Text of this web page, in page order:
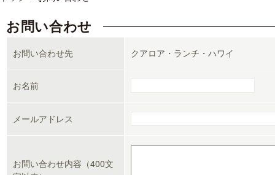
お問い合わせ
お問い合わせ先 クアロア・ランチ・ハワイ
お名前
メールアドレス
お問い合わせ内容（400文